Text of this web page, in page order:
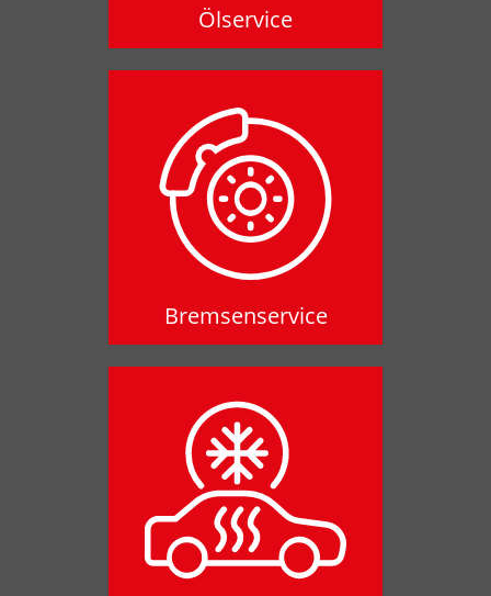
Ölservice
Bremsenservice
Bremsenservice
Klimaservice